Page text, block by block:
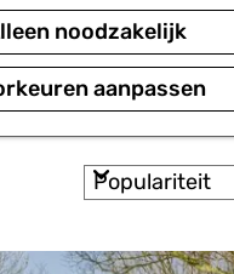
noodzakelijk
aanpassen
overgetelijk verblijf
Voel je vrij!